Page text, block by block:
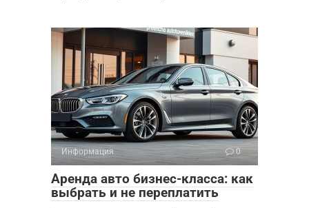
Информация 0
Аренда авто бизнес-класса: как
выбрать и не переплатить